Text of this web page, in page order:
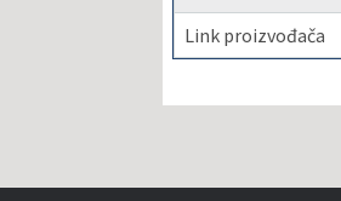
Link proizvođača